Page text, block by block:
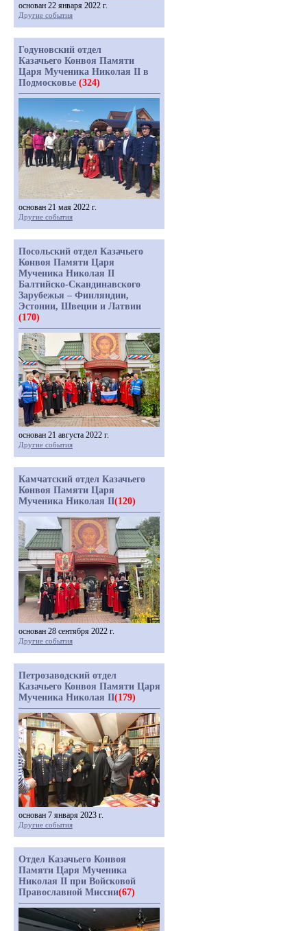
основан 22 января 2022 г.
Другие события
Годуновский отдел
Казачьего Конвоя Памяти
Царя Мученика Николая II в
Подмосковье (324)
основан 21 мая 2022 г.
Другие события
Посольский отдел Казачьего
Конвоя Памяти Царя
Мученика Николая II
Балтийско-Скандинавского
Зарубежья – Финляндии,
Эстонии, Швеции и Латвии
(170)
основан 21 августа 2022 г.
Другие события
Камчатский отдел Казачьего
Конвоя Памяти Царя
Мученика Николая II(120)
основан 28 сентября 2022 г.
Другие события
Петрозаводский отдел
Казачьего Конвоя Памяти Царя
Мученика Николая II(179)
основан 7 января 2023 г.
Другие события
Отдел Казачьего Конвоя
Памяти Царя Мученика
Николая II при Войсковой
Православной Миссии(67)